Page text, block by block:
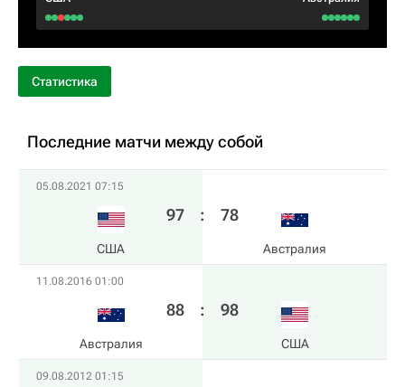
Статистика
Последние матчи между собой
05.08.2021 07:15
США
97 : 78
Австралия
11.08.2016 01:00
Австралия
88 : 98
США
09.08.2012 01:15